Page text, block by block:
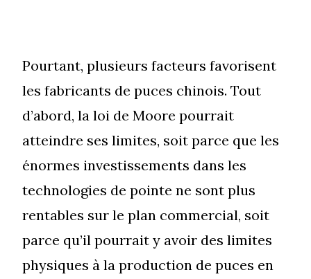
Pourtant, plusieurs facteurs favorisent
les fabricants de puces chinois. Tout
d’abord, la loi de Moore pourrait
atteindre ses limites, soit parce que les
énormes investissements dans les
technologies de pointe ne sont plus
rentables sur le plan commercial, soit
parce qu’il pourrait y avoir des limites
physiques à la production de puces en